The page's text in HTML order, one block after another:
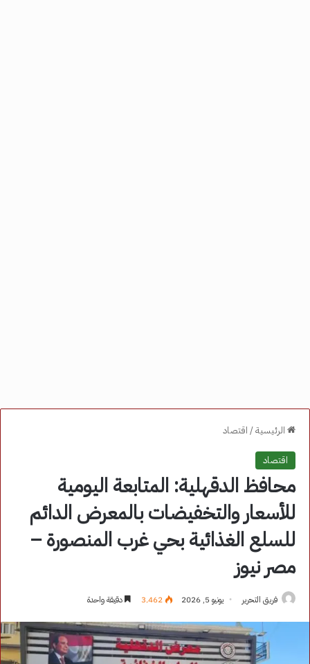
الرئيسية/ اقتصاد
اقتصاد
محافظ الدقهلية: المتابعة اليومية
للأسعار والتخفيضات بالمعرض الدائم
للسلع الغذائية بحي غرب المنصورة –
مصر نيوز
فريق التحرير يونيو 5, 2026 3٬462 دقيقة واحدة